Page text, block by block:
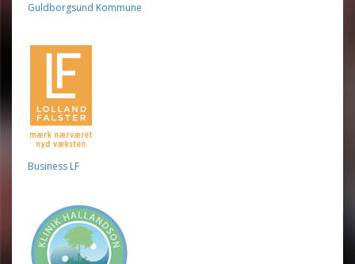
Guldborgsund Kommune
Business LF